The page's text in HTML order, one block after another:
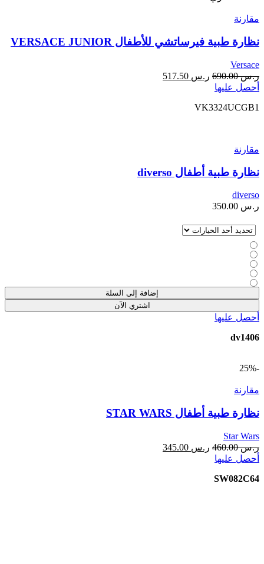
مقارنة
نظارة طبية فيرساتشي للأطفال VERSACE JUNIOR
Versace
ر.س690.00 ر.س
أحصل عليها
VK3324UCGB1
مقارنة
نظارة طبية أطفال diverso
diverso
ر.س
إضافة إلى السلة
اشتري الآن
أحصل عليها
dv1406
-25%
مقارنة
نظارة طبية أطفال STAR WARS
Star Wars
ر.س460.00 ر.س
أحصل عليها
SW082C64